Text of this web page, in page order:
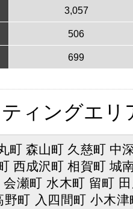
3,057
506
699
ィングエリ
町 森山町 久慈町 中
西成沢町 相賀町 城
瀬町 水木町 留町
町 入四間町 小木